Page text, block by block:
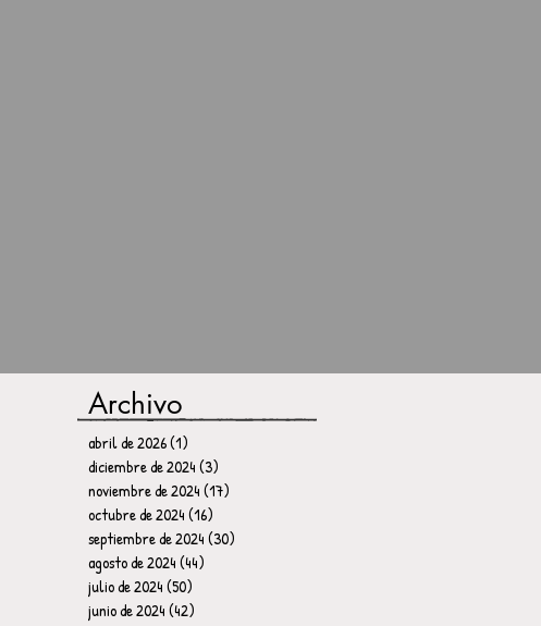
Archivo
abril de 2026(1)
diciembre de 2024(3)
noviembre de 2024(17)
octubre de 2024(16)
septiembre de 2024(30)
agosto de 2024(44)
julio de 2024(50)
junio de 2024(42)